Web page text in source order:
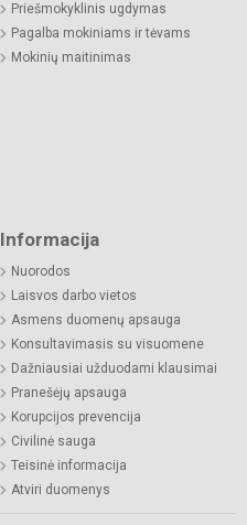
Priešmokyklinis ugdymas
Pagalba mokiniams ir tėvams
Mokinių maitinimas
Informacija
Nuorodos
Laisvos darbo vietos
Asmens duomenų apsauga
Konsultavimasis su visuomene
Dažniausiai užduodami klausimai
Pranešėjų apsauga
Korupcijos prevencija
Civilinė sauga
Teisinė informacija
Atviri duomenys